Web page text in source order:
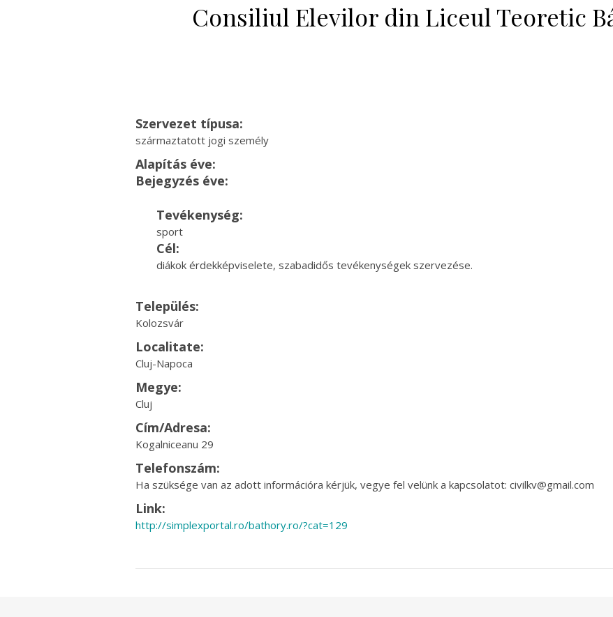
Consiliul Elevilor din Liceul Teoretic
Szervezet típusa:
származtatott jogi személy
Alapítás éve:
Bejegyzés éve:
Tevékenység:
sport
Cél:
diákok érdekképviselete, szabadidős tevékenységek szervezése.
Település:
Kolozsvár
Localitate:
Cluj-Napoca
Megye:
Cluj
Cím/Adresa:
Kogalniceanu 29
Telefonszám:
Ha szüksége van az adott információra kérjük, vegye fel velünk a kapcsolatot: civilkv@gmail.com
Link:
http://simplexportal.ro/bathory.ro/?cat=129